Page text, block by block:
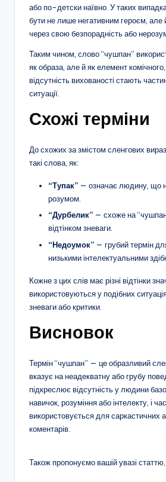
або по-детски наївно. У таких
бути не лише негативним героєм,
через свою безпорадність або
Таким чином, слово “чушпан”
як образа, але й як елемент комічного,
відсутність вихованості стають
ситуації.
Схожі терміни
До схожих за змістом сленгових
такі слова, як:
“Тупак” — означає людину, що
розумом.
“Дурбелик” — схоже на
відтінком зневаги.
“Недоумок” — грубий термін
низькими інтелектуальними
Кожне з цих слів має різні відтінки
використовуються у подібних
зневаги або критики.
Висновок
Термін “чушпан” — це образливий
вказує на неадекватну або грубу
підкреслює відсутність у людини
навичок, розуміння або інтелекту, і
використовується для саркастичних
коментарів.
Також пропонуємо вашій увазі статтю,